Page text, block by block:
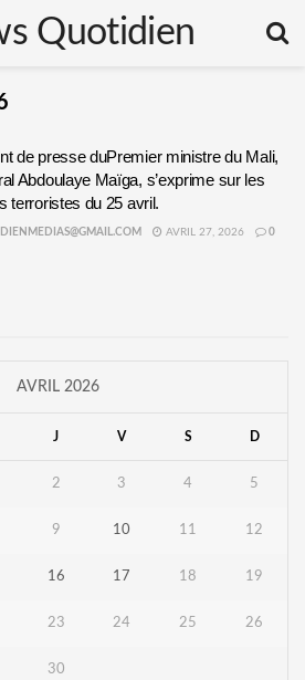
de presse duPremier ministre du Mali,
Abdoulaye Maïga, s’exprime sur les
terroristes du 25 avril.
AVRIL 27, 2026 0
AVRIL 2026
J V S D
2 3 4 5
9 10 11 12
16 17 18 19
23 24 25 26
30